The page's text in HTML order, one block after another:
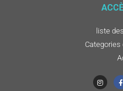
liste